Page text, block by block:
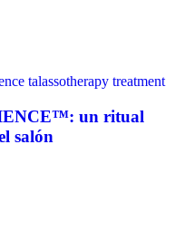
un ritual
salón